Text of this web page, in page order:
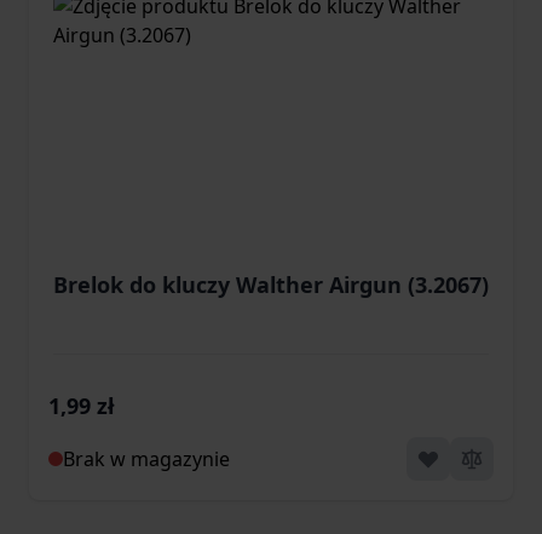
Brelok do kluczy Walther Airgun (3.2067)
1,99 zł
Brak w magazynie